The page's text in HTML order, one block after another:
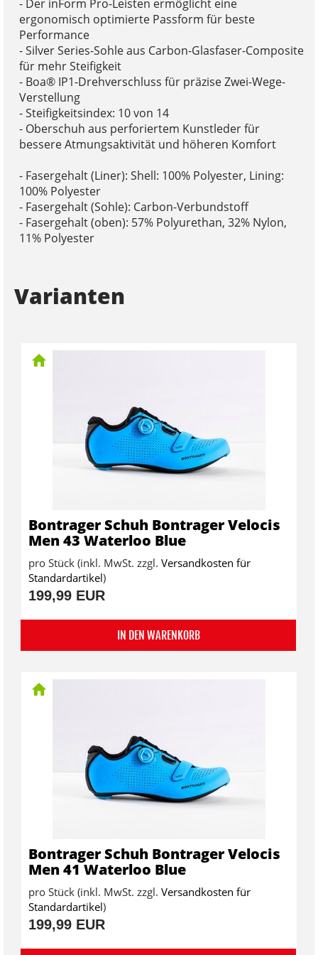
- Der inForm Pro-Leisten ermöglicht eine
ergonomisch optimierte Passform für beste
Performance
- Silver Series-Sohle aus Carbon-Glasfaser-Composite
für mehr Steifigkeit
- Boa® IP1-Drehverschluss für präzise Zwei-Wege-
Verstellung
- Steifigkeitsindex: 10 von 14
- Oberschuh aus perforiertem Kunstleder für
bessere Atmungsaktivität und höheren Komfort
- Fasergehalt (Liner): Shell: 100% Polyester, Lining:
100% Polyester
- Fasergehalt (Sohle): Carbon-Verbundstoff
- Fasergehalt (oben): 57% Polyurethan, 32% Nylon,
11% Polyester
Varianten
Bontrager Schuh Bontrager Velocis
Men 43 Waterloo Blue
pro Stück (inkl. MwSt. zzgl. Versandkosten für
Standardartikel)
199,99 EUR
IN DEN WARENKORB
Bontrager Schuh Bontrager Velocis
Men 41 Waterloo Blue
pro Stück (inkl. MwSt. zzgl. Versandkosten für
Standardartikel)
199,99 EUR